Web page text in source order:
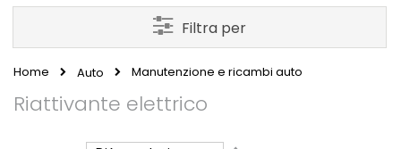
Home Auto Manutenzione e ricambi auto
Riattivante elettrico
Filtra per